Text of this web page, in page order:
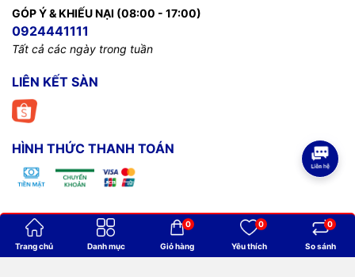
GÓP Ý & KHIẾU NẠI (08:00 - 17:00)
0924441111
Tất cả các ngày trong tuần
LIÊN KẾT SÀN
HÌNH THỨC THANH TOÁN
Bản quyền thuộc vềBilliards Thanh Minh
Cung cấp bởiSapo
Trang chủ Danh mục Giỏ hàng
0
Yêu thích
0
So sánh
0